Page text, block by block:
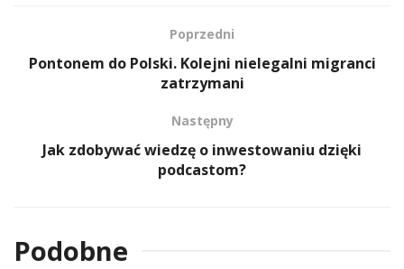
Poprzedni
Pontonem do Polski. Kolejni nielegalni migranci
zatrzymani
Następny
Jak zdobywać wiedzę o inwestowaniu dzięki
podcastom?
Podobne